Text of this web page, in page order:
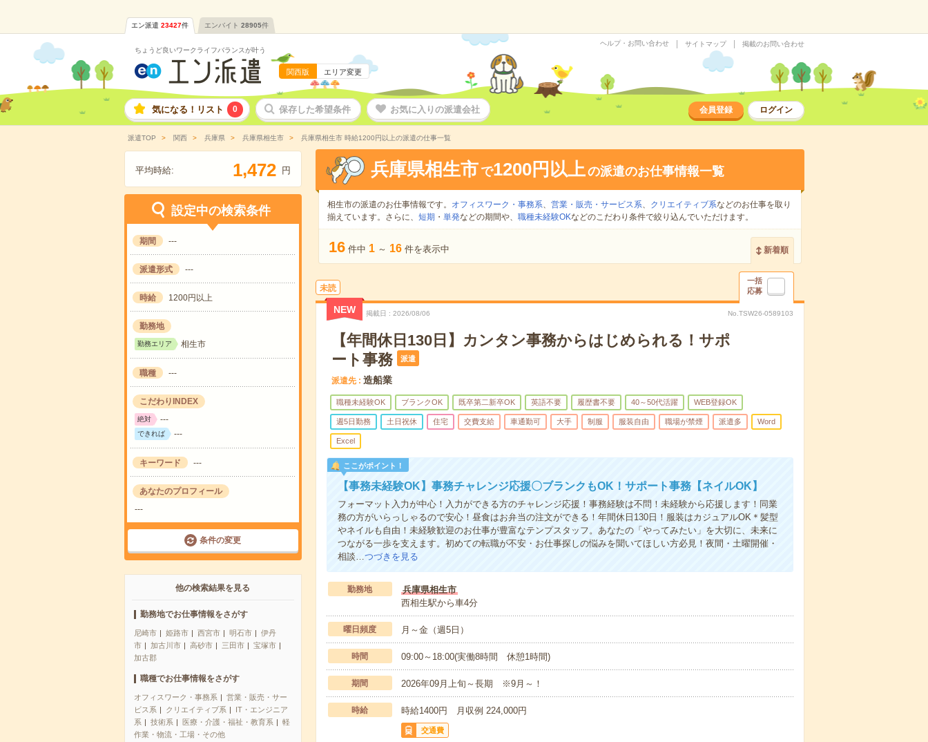
エン派遣 23427件 エンバイト 28905件
ちょうど良いワークライフバランスが叶う
関西版 エリア変更
ヘルプ・お問い合わせ サイトマップ 掲載のお問い合わせ
気になる！リスト 0 保存した希望条件 お気に入りの派遣会社 会員登録 ログイン
派遣TOP 関西 兵庫県 兵庫県相生市 兵庫県相生市 時給1200円以上の派遣の仕事一覧
平均時給: 1,472 円
設定中の検索条件
期間 ---
派遣形式 ---
時給 1200円以上
勤務地
勤務エリア 相生市
職種 ---
こだわりINDEX
絶対 ---
できれば ---
キーワード ---
あなたのプロフィール
---
条件の変更
他の検索結果を見る
勤務地でお仕事情報をさがす
尼崎市 姫路市 西宮市 明石市
伊丹
市
加古川市 高砂市 三田市
宝塚市
加古郡
職種でお仕事情報をさがす
オフィスワーク・事務系
営業・販売・サー
ビス系
クリエイティブ系
IT・エンジニア
系
技術系 医療・介護・福祉・教育系
軽
作業・物流・工場・その他
兵庫県相生市 で1200円以上の派遣のお仕事情報一覧
相生市の派遣のお仕事情報です。 オフィスワーク・事務系、 営業・販売・サービス系、 クリエイティブ系などのお仕事を取り
揃えています。さらに、 短期 ・ 単発などの期間や、 職種未経験OKなどのこだわり条件で絞り込んでいただけます。
16 件中 1 ～ 16 件を表示中 新着順
未読
一括
応募
NEW 掲載日 2026/08/06 No.TSW26-0589103
【年間休日130日】カンタン事務からはじめられる！サポ
ート事務
派遣
派遣先 造船業
職種未経験OK ブランクOK 既卒第二新卒OK 英語不要 履歴書不要 40～50代活躍 WEB登録OK
週5日勤務 土日祝休 住宅 交費支給 車通勤可 大手 制服 服装自由 職場が禁煙 派遣多 Word
Excel
ここがポイント！
【事務未経験OK】事務チャレンジ応援〇ブランクもOK！サポート事務【ネイルOK】
フォーマット入力が中心！入力ができる方のチャレンジ応援！事務経験は不問！未経験から応援します！同業
務の方がいらっしゃるので安心！昼食はお弁当の注文ができる！年間休日130日！服装はカジュアルOK＊髪型
やネイルも自由！未経験歓迎のお仕事が豊富なテンプスタッフ。あなたの「やってみたい」を大切に、未来に
つながる一歩を支えます。初めての転職が不安・お仕事探しの悩みを聞いてほしい方必見！夜間・土曜開催・
相談…つづきを見る
勤務地
兵庫県相生市
西相生駅から車4分
曜日頻度 月～金（週5日）
時間 09:00～18:00(実働8時間 休憩1時間)
期間 2026年09月上旬～長期 ※9月～！
時給 時給1400円 月収例 224,000円
交通費